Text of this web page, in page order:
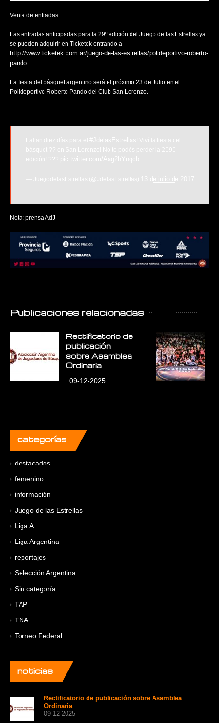
Venta de entradas
Las entradas anticipadas para la 29º edición del Juego de las Estrellas ya
se pueden adquirir en Ticketek entrando a
http://www.ticketek.com.ar/juego-de-las-estrellas/polideportivo-roberto-
pando
La fiesta del básquet argentino será el próximo 23 de Julio en el
Polideportivo Roberto Pando del Club San Lorenzo.
Faltan diez días para el #JdelasEstrellas! Viví la fiesta del
básquet ?? en San Lorenzo! No te podés perder la 2⃣9⃣
edición! ??? pic.twitter.com/Aag2hYnqcb
— JuegodelasEstrellas (@JdelasEstrellas) 13 de julio de 2017
Nota: prensa AdJ
Publicaciones relacionadas
Rectificatorio de
publicación
sobre Asamblea
Ordinaria
09-12-2025
categorías
destacados
femenino
información
Juego de las Estrellas
Liga A
Liga Argentina
reportajes
Selección Argentina
Sin categoría
TAP
TNA
Torneo Federal
noticias
Rectificatorio de publicación sobre Asamblea
Ordinaria
09-12-2025